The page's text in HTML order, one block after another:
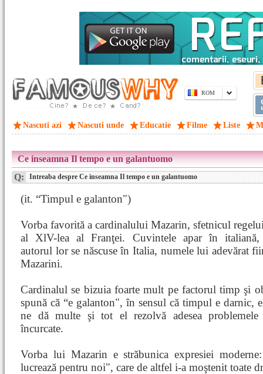
ROM
Nascuti azi Nascuti unde Educatie Filme Liste
Ce inseamna Il tempo e un galantuomo
Q: Intreaba despre Ce inseamna Il tempo e un galantuomo
(it. “Timpul e galanton")
Vorba favorită a cardinalului Mazarin, sfetnicul
al XlV-lea al Franţei. Cuvintele apar în italiană,
autorul lor se născuse în Italia, numele lui adevărat
Mazarini.
Cardinalul se bizuia foarte mult pe factorul timp şi
spună că “e galanton", în sensul că timpul e darnic,
ne dă multe şi tot el rezolvă adesea problemele
încurcate.
Vorba lui Mazarin e străbunica expresiei
lucrează pentru noi", care de altfel i-a moştenit toate